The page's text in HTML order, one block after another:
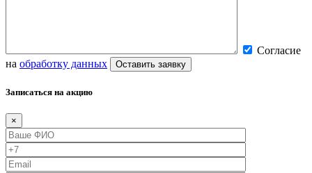
Согласие
на обработку данных
Записаться на акцию
×